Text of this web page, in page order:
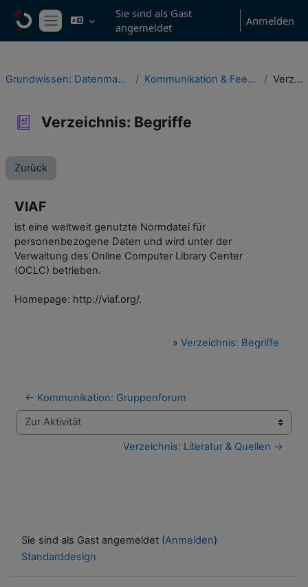
Website-Übersicht
Sie sind als Gast
angemeldet
Anmelden
Grundwissen: Datenmanagement in Studium & wissenschaftlicher Praxis Kommunikation & Feedback, Verzeichnisse & Informationsressourcen Verzeichnis: Begriffe
Verzeichnis: Begriffe
Zurück
VIAF
ist eine weltweit genutzte Normdatei für
personenbezogene Daten und wird unter der
Verwaltung des Online Computer Library Center
(OCLC) betrieben.
Homepage: http://viaf.org/.
» Verzeichnis: Begriffe
← Kommunikation: Gruppenforum
Zur Aktivität
Verzeichnis: Literatur & Quellen →
Sie sind als Gast angemeldet (Anmelden)
Standarddesign